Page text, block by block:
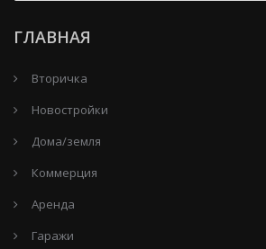
ГЛАВНАЯ
Вторичка
Новостройки
Дома/земля
Коммерция
Аренда
Гаражи